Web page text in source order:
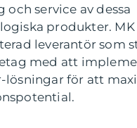
och service av dessa
produkter.
leverantör som
med att
lösningar för att